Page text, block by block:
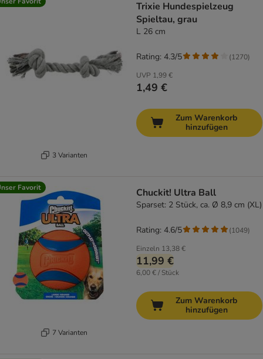
3 Varianten
Trixie Hundespielzeug
Spieltau, grau
L 26 cm
UVP 1,99 €
1,49 €
Rating: 4.3/5 (1270)
Zum Warenkorb
hinzufügen
Favorit
7 Varianten
Chuckit! Ultra Ball
Sparset: 2 Stück, ca. Ø 8,9 cm (XL)
Einzeln 13,38 €
11,99 €
6,00 € / Stück
Rating: 4.6/5 (1049)
Zum Warenkorb
hinzufügen